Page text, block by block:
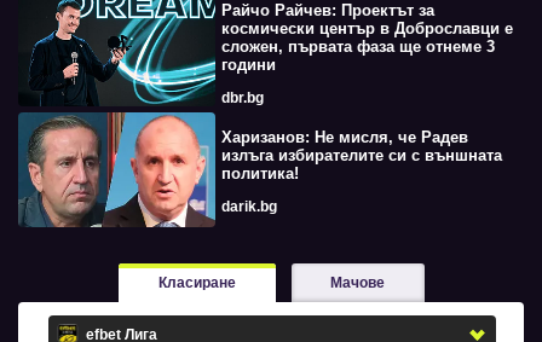
Райчо Райчев: Проектът за
космически център в Доброславци е
сложен, първата фаза ще отнеме 3
години
dbr.bg
Харизанов: Не мисля, че Радев
излъга избирателите си с външната
политика!
darik.bg
Класиране Мачове